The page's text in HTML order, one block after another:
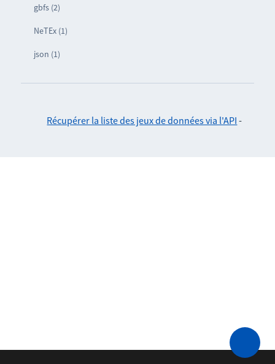
gbfs (2)
NeTEx (1)
json (1)
Récupérer la liste des jeux de données via l'API -